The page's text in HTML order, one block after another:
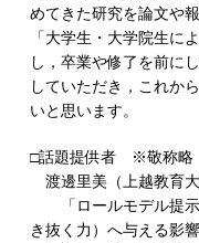
めてきた研究を論文や
「大学生・大学院生に
し，卒業や修了を前に
していただき，これか
いと思います。
□話題提供者 ※敬称略
渡邊里美（上越教育
「ロールモデル提示
き抜く力）へ与える影響